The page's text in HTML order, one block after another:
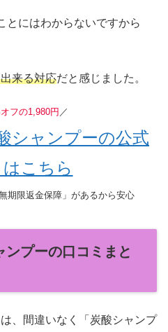
とにはわからないですから
来る対応だと感じました。
フの1,980円 ／
シャンプーの公式
こちら
期限返金保障」があるから安心
プーの口コミまと
、間違いなく「炭酸シャンプ